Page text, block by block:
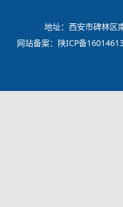
地址：西安市碑林区
网站备案： 陕ICP备